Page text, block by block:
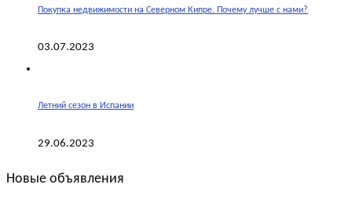
Покупка недвижимости на Северном Кипре. Почему лучше с нами?
03.07.2023
Летний сезон в Испании
29.06.2023
Новые объявления